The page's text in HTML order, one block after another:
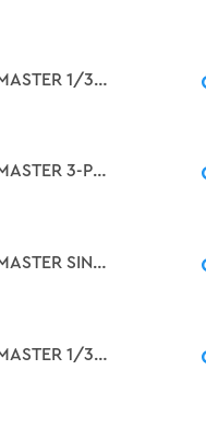
SIMOVERT P MICROMASTER 1/3-PH. 230V 50/60HZ, MM75/2 RATED OUTPUT 750W WEIGHT 1.8KG
SIMOVERT P MICROMASTER 3-PH. 380-500V 50/60HZ, MM150/3 RATED OUTPUT 1.5KW WEIGHT 5KG
SIMOVERT P MICROMASTER SINGLE-PH. 230V 50/60HZ, MM110 WITH MM110 FILTER RATED OUTPUT 1.1KW WEIGHT 2.6KG
SIMOVERT P MICROMASTER 1/3-PH. 230V 50/60HZ, MM110/2 RATED OUTPUT 1.1KW WEIGHT 2.4KG